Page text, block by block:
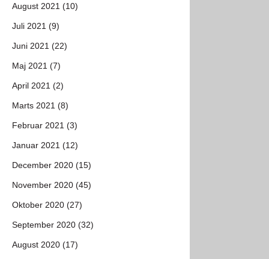
August 2021 (10)
Juli 2021 (9)
Juni 2021 (22)
Maj 2021 (7)
April 2021 (2)
Marts 2021 (8)
Februar 2021 (3)
Januar 2021 (12)
December 2020 (15)
November 2020 (45)
Oktober 2020 (27)
September 2020 (32)
August 2020 (17)